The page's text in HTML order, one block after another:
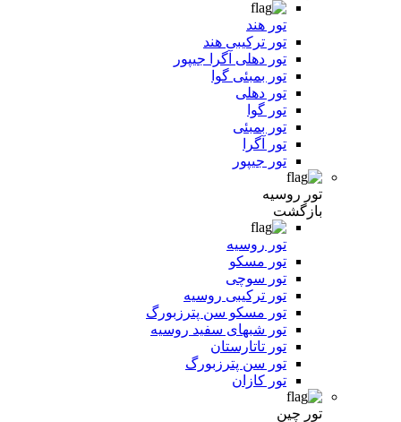
تور هند
تور ترکیبی هند
تور دهلی آگرا جیپور
تور بمبئی گوا
تور دهلی
تور گوا
تور بمبئی
تور آگرا
تور جیپور
تور روسیه
بازگشت
تور روسیه
تور مسکو
تور سوچی
تور ترکیبی روسیه
تور مسکو سن پترزبورگ
تور شبهای سفید روسیه
تور تاتارستان
تور سن پترزبورگ
تور کازان
تور چین